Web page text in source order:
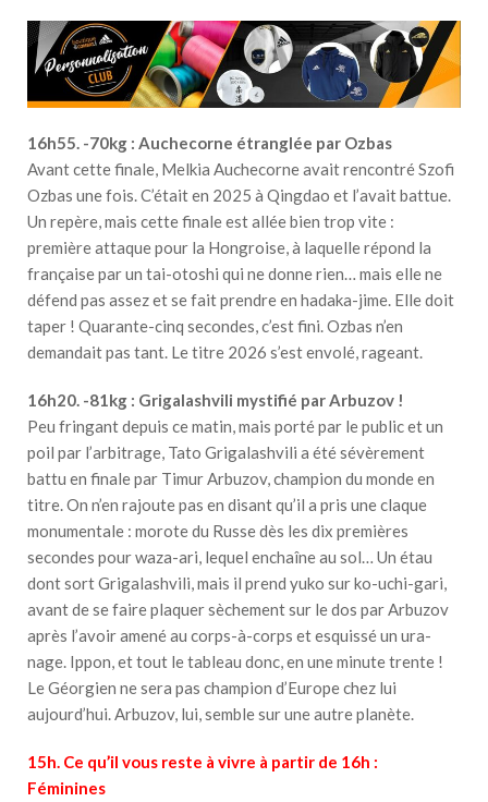
16h55. -70kg : Auchecorne étranglée par Ozbas
Avant cette finale, Melkia Auchecorne avait rencontré Szofi
Ozbas une fois. C’était en 2025 à Qingdao et l’avait battue.
Un repère, mais cette finale est allée bien trop vite :
première attaque pour la Hongroise, à laquelle répond la
française par un tai-otoshi qui ne donne rien… mais elle ne
défend pas assez et se fait prendre en hadaka-jime. Elle doit
taper ! Quarante-cinq secondes, c’est fini. Ozbas n’en
demandait pas tant. Le titre 2026 s’est envolé, rageant.
16h20. -81kg : Grigalashvili mystifié par Arbuzov !
Peu fringant depuis ce matin, mais porté par le public et un
poil par l’arbitrage, Tato Grigalashvili a été sévèrement
battu en finale par Timur Arbuzov, champion du monde en
titre. On n’en rajoute pas en disant qu’il a pris une claque
monumentale : morote du Russe dès les dix premières
secondes pour waza-ari, lequel enchaîne au sol… Un étau
dont sort Grigalashvili, mais il prend yuko sur ko-uchi-gari,
avant de se faire plaquer sèchement sur le dos par Arbuzov
après l’avoir amené au corps-à-corps et esquissé un ura-
nage. Ippon, et tout le tableau donc, en une minute trente !
Le Géorgien ne sera pas champion d’Europe chez lui
aujourd’hui. Arbuzov, lui, semble sur une autre planète.
15h. Ce qu’il vous reste à vivre à partir de 16h :
Féminines